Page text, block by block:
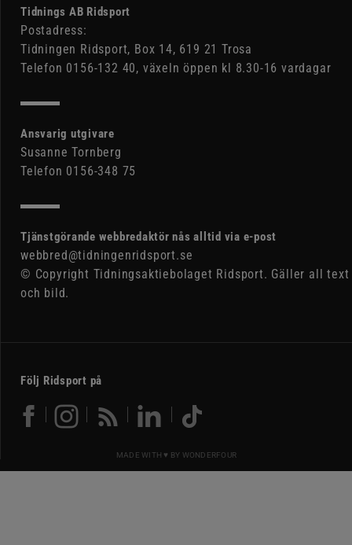
Tidnings AB Ridsport
Postadress:
Tidningen Ridsport, Box 14, 619 21 Trosa
Telefon 0156-132 40, växeln öppen kl 8.30-16 vardagar
Ansvarig utgivare
Susanne Tornberg
Telefon 0156-348 75
Tjänstgörande webbredaktör nås alltid via e-post
webbred@tidningenridsport.se
© Copyright Tidningsaktiebolaget Ridsport. Gäller all text
och bild.
Följ Ridsport på
MADE WITH ♥ BY WONDERFOUR